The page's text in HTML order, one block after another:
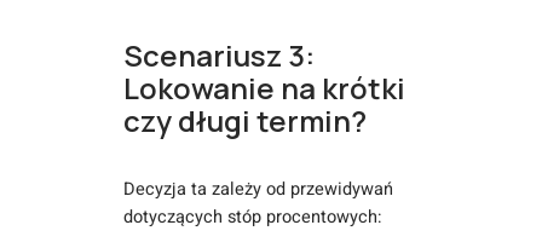
Scenariusz 3:
Lokowanie na krótki
czy długi termin?
Decyzja ta zależy od przewidywań
dotyczących stóp procentowych: